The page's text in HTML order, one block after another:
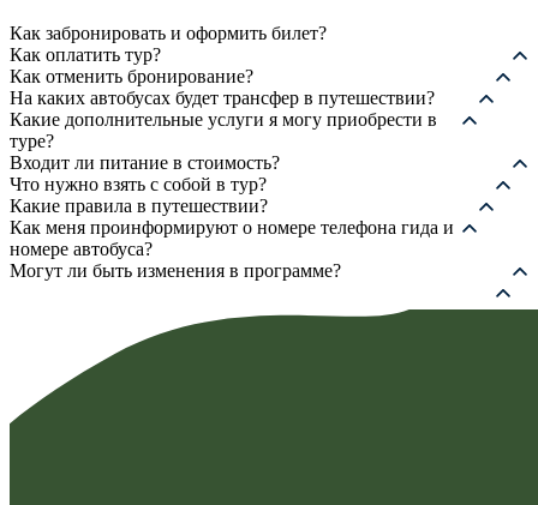
Как забронировать и оформить билет?
Как оплатить тур?
Как отменить бронирование?
На каких автобусах будет трансфер в путешествии?
Какие дополнительные услуги я могу приобрести в
туре?
Входит ли питание в стоимость?
Что нужно взять с собой в тур?
Какие правила в путешествии?
Как меня проинформируют о номере телефона гида и
номере автобуса?
Могут ли быть изменения в программе?